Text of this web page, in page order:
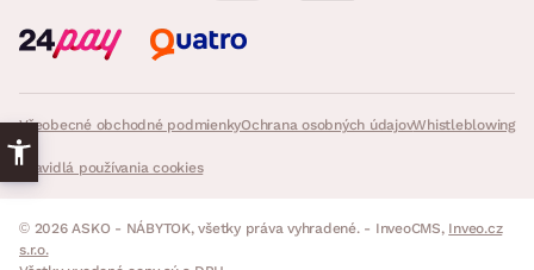
Všeobecné obchodné podmienkyOchrana osobných údajovWhistleblowing
Pravidlá používania cookies
© 2026 ASKO - NÁBYTOK, všetky práva vyhradené. - InveoCMS, Inveo.cz
s.r.o.